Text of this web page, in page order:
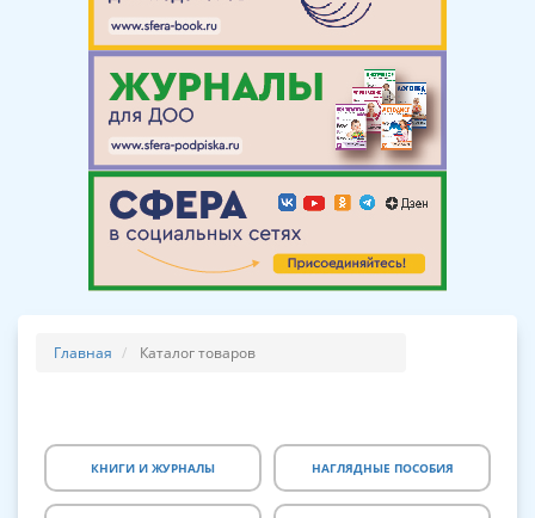
Главная Каталог товаров
КНИГИ И ЖУРНАЛЫ НАГЛЯДНЫЕ ПОСОБИЯ